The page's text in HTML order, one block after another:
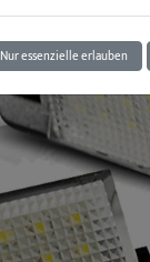
Nur essenzielle erlauben